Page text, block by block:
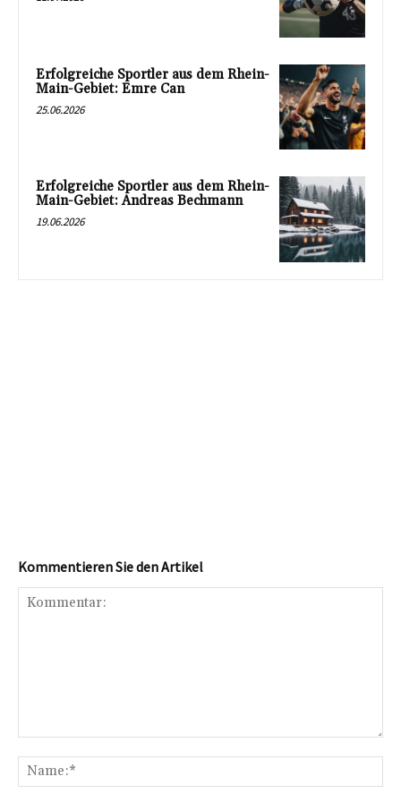
Erfolgreiche Sportler aus dem Rhein-
Main-Gebiet: Emre Can
25.06.2026
Erfolgreiche Sportler aus dem Rhein-
Main-Gebiet: Andreas Bechmann
19.06.2026
Kommentieren Sie den Artikel